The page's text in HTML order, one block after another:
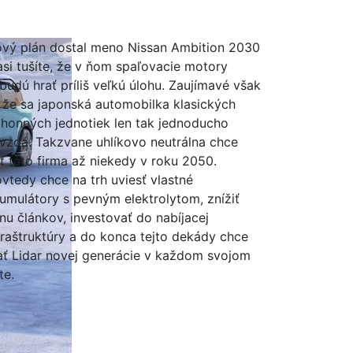
plán dostal meno Nissan Ambition 2030
tušíte, že v ňom spaľovacie motory
hrať príliš veľkú úlohu. Zaujímavé však
že sa japonská automobilka klasických
jednotiek len tak jednoducho
Takzvane uhlíkovo neutrálna chce
táto firma až niekedy v roku 2050.
chce na trh uviesť vlastné
s pevným elektrolytom, znížiť
článkov, investovať do nabíjacej
a do konca tejto dekády chce
Lidar novej generácie v každom svojom